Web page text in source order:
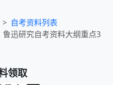
自考资料列表
鲁迅研究自考资料大纲重点3
领取